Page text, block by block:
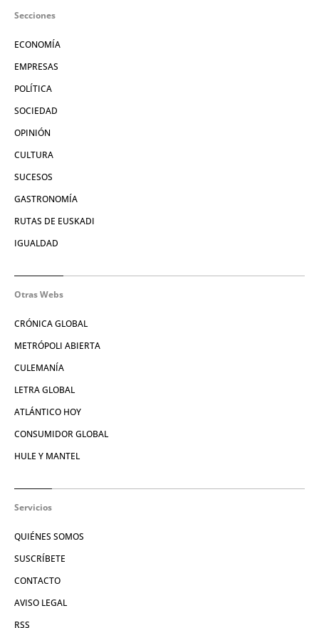
Secciones
ECONOMÍA
EMPRESAS
POLÍTICA
SOCIEDAD
OPINIÓN
CULTURA
SUCESOS
GASTRONOMÍA
RUTAS DE EUSKADI
IGUALDAD
Otras Webs
CRÓNICA GLOBAL
METRÓPOLI ABIERTA
CULEMANÍA
LETRA GLOBAL
ATLÁNTICO HOY
CONSUMIDOR GLOBAL
HULE Y MANTEL
Servicios
QUIÉNES SOMOS
SUSCRÍBETE
CONTACTO
AVISO LEGAL
RSS